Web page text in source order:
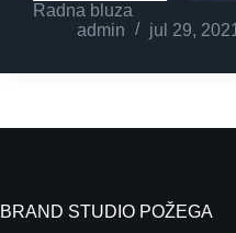
Radna bluza
admin
jul 29, 2021
BRAND STUDIO POŽEGA